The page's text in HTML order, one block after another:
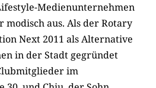
Medienunternehmen
modisch aus. Als der Rotary
Next 2011 als Alternative
in der Stadt gegründet
im